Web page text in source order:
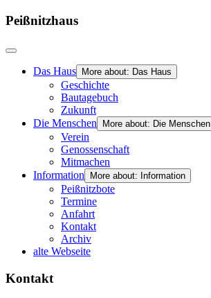
Peißnitzhaus
Das Haus More about: Das Haus
Geschichte
Bautagebuch
Zukunft
Die Menschen
More about: Die Menschen
Verein
Genossenschaft
Mitmachen
Information
More about: Information
Peißnitzbote
Termine
Anfahrt
Kontakt
Archiv
alte Webseite
Kontakt